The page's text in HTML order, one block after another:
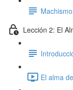
Lección 2: El
El alma